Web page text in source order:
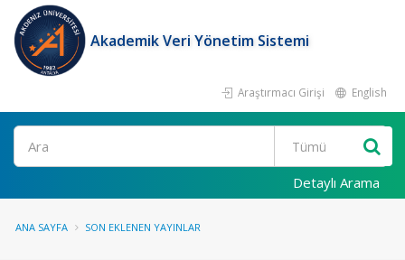
Akademik Veri Yönetim Sistemi
Araştırmacı Girişi English
Ara
Detaylı Arama
ANA SAYFA SON EKLENEN YAYINLAR